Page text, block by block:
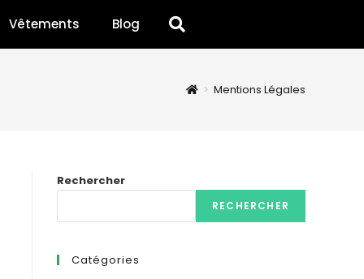
Vêtements Blog
> Mentions Légales
Rechercher
RECHERCHER
Catégories